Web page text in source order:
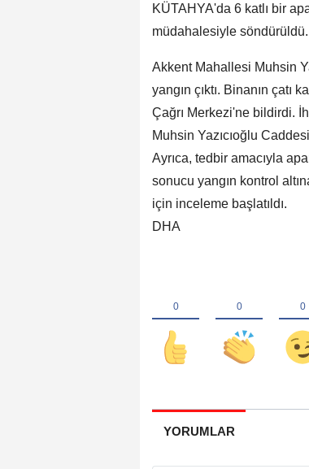
KÜTAHYA'da 6 katlı bir
müdahalesiyle söndürüldü.
Akkent Mahallesi Muhsin
yangın çıktı. Binanın çatı
Çağrı Merkezi'ne bildirdi.
Muhsin Yazıcıoğlu
Ayrıca, tedbir amacıyla
sonucu yangın kontrol
için inceleme başlatıldı.
DHA
YORUMLAR